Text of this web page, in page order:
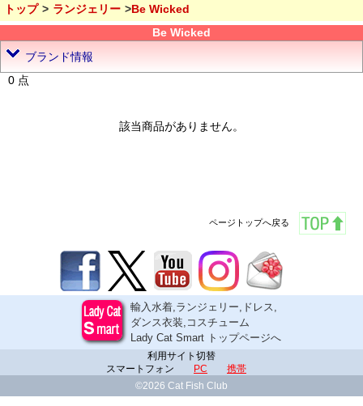
トップ ランジェリー
Be Wicked
Be Wicked
ブランド情報
0 点
該当商品がありません。
ページトップへ戻る
輸入水着,ランジェリー,ドレス,
ダンス衣装,コスチューム
Lady Cat Smart トップページへ
利用サイト切替
スマートフォン
PC
携帯
©2026 Cat Fish Club